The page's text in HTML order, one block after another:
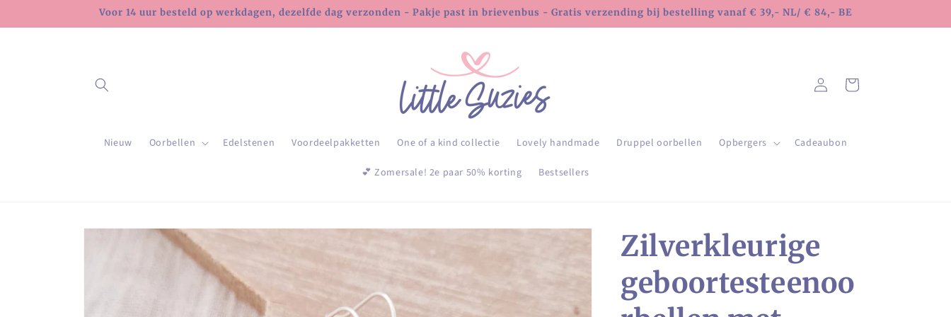
content
Voor 14 uur besteld op werkdagen, dezelfde dag verzonden - Pakje past in brievenbus - Gratis verzending bij bestelling vanaf € 39,- NL/ € 84,- BE
Nieuw Oorbellen Edelstenen Voordeelpakketten One of a kind collectie Lovely handmade Druppel oorbellen Opbergers Cadeaubon
💕 Zomersale! 2e paar 50% korting Bestsellers
InloggenWinkelwagen
Ga direct naar
productinformatie
Zilverkleurige
geboortesteenoo